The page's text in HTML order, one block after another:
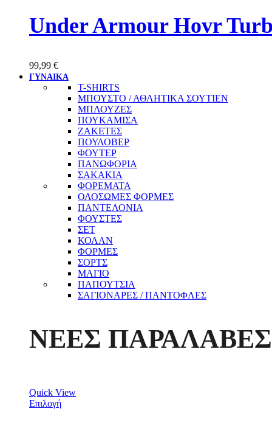
Under Armour Hovr
99,99 €
ΓΥΝΑΙΚΑ
T-SHIRTS
ΜΠΟΥΣΤΟ / ΑΘΛΗΤΙΚΑ ΣΟΥΤΙΕΝ
ΜΠΛΟΥΖΕΣ
ΠΟΥΚΑΜΙΣΑ
ΖΑΚΕΤΕΣ
ΠΟΥΛΟΒΕΡ
ΦΟΥΤΕΡ
ΠΑΝΩΦΟΡΙΑ
ΣΑΚΑΚΙΑ
ΦΟΡΕΜΑΤΑ
ΟΛΟΣΩΜΕΣ ΦΟΡΜΕΣ
ΠΑΝΤΕΛΟΝΙΑ
ΦΟΥΣΤΕΣ
ΣΕΤ
ΚΟΛΑΝ
ΦΟΡΜΕΣ
ΣΟΡΤΣ
ΜΑΓΙΟ
ΠΑΠΟΥΤΣΙΑ
ΣΑΓΙΟΝΑΡΕΣ / ΠΑΝΤΟΦΛΕΣ
ΝΕΕΣ ΠΑΡΑΛΑΒΕΣ
Quick View
Επιλογή